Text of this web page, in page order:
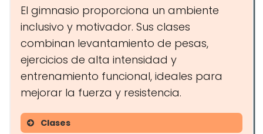
El gimnasio proporciona un ambiente
inclusivo y motivador. Sus clases
combinan levantamiento de pesas,
ejercicios de alta intensidad y
entrenamiento funcional, ideales para
mejorar la fuerza y resistencia.
Clases